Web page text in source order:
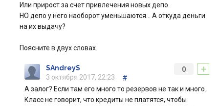
Или прирост за счет привлечения новых депо.
НО депо у него наоборот уменьшаются… А откуда деньги
на их выдачу?
Поясните в двух словах.
+
0
SAndreyS
3 октября 2017, 22:23
#
А залог? Если там его много то резервов не так и много.
Класс не говорит, что кредиты не платятся, чтобы